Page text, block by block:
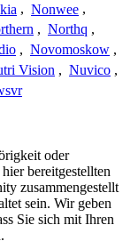
, Nonwee ,
, Northq ,
, Novomoskow ,
Vision , Nuvico ,
oder
bereitgestellten
zusammengestellt
sein. Wir geben
Sie sich mit Ihren